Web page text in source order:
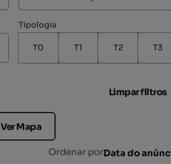
Tipologia
T0 T1 T2 T3
Limpar filtros
Ver Mapa
Ordenar porData do